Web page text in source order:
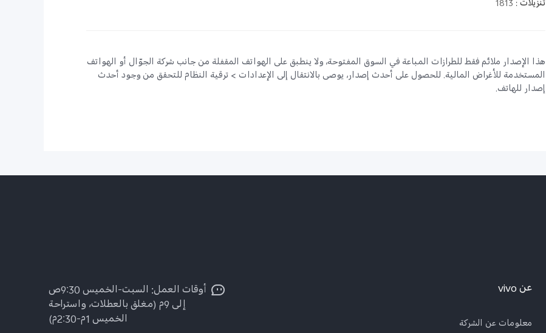
تنزيلات :
1813
هذا الإصدار ملائم فقط للطرازات المباعة في السوق المفتوحة، ولا ينطبق على الهواتف المقفلة من جانب شركة الجوّال أو الهواتف
المستخدمة للأغراض المالية. للحصول على أحدث إصدار، يوصى بالانتقال إلى الإعدادات > ترقية النظام للتحقق من وجود أحدث
إصدار للهاتف.
عن vivo
معلومات عن الشركة
أوقات العمل: السبت-الخميس 9:30ص
إلى 9م (مغلق بالعطلات، واستراحة
الخميس 1م-2:30م)